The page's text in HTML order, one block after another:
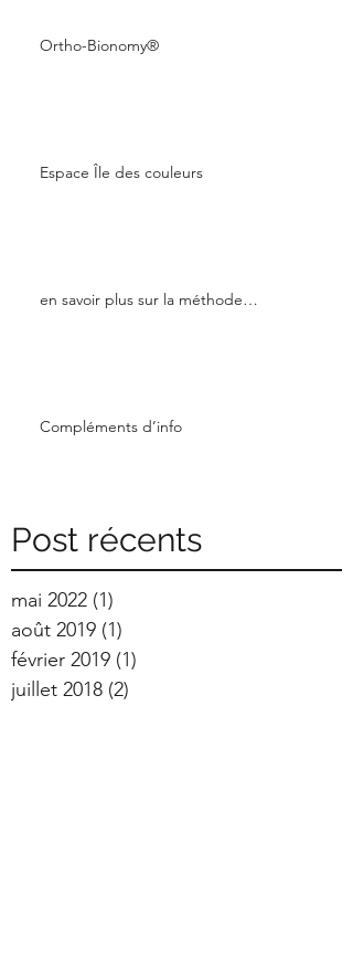
Ortho-Bionomy®
Espace Île des couleurs
en savoir plus sur la méthode…
Compléments d’info
Post récents
mai 2022 (1)
août 2019 (1)
février 2019 (1)
juillet 2018 (2)